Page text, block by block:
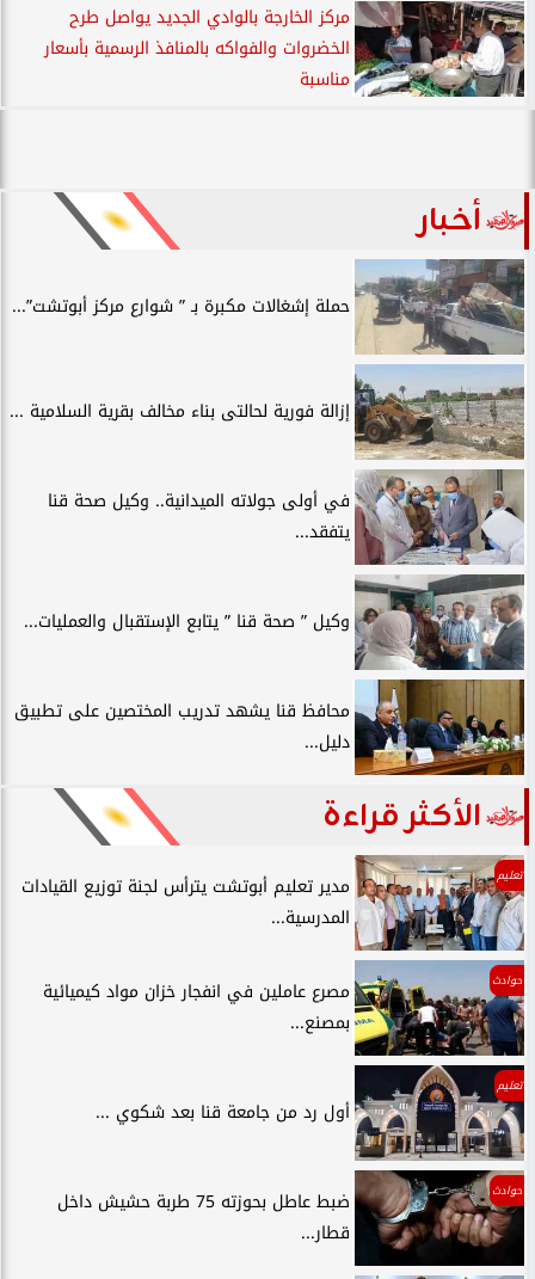
مركز الخارجة بالوادي الجديد يواصل طرح
الخضروات والفواكه بالمنافذ الرسمية بأسعار
مناسبة
أخبار
حملة إشغالات مكبرة بـ ” شوارع مركز أبوتشت”...
إزالة فورية لحالتى بناء مخالف بقرية السلامية ...
في أولى جولاته الميدانية.. وكيل صحة قنا
يتفقد...
وكيل ” صحة قنا ” يتابع الإستقبال والعمليات...
محافظ قنا يشهد تدريب المختصين على تطبيق
دليل...
الأكثر قراءة
تعليم
مدير تعليم أبوتشت يترأس لجنة توزيع القيادات
المدرسية...
حوادث
مصرع عاملين في انفجار خزان مواد كيميائية
بمصنع...
تعليم
أول رد من جامعة قنا بعد شكوي ...
حوادث
ضبط عاطل بحوزته 75 طربة حشيش داخل
قطار...